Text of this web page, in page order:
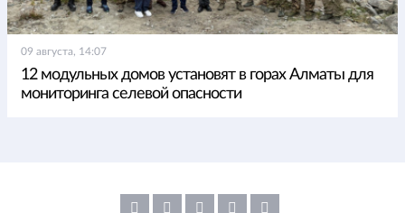
09 августа, 14:07
12 модульных домов установят в горах Алматы для
мониторинга селевой опасности